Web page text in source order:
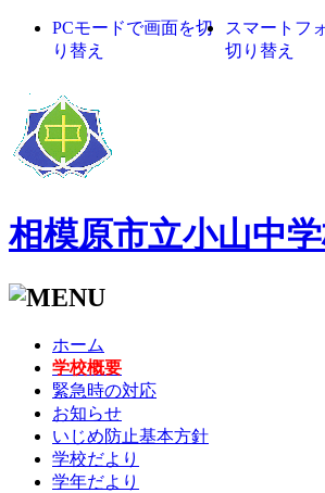
PCモードで画面を切
り替え
スマートフ
切り替え
相模原市立小山中
ホーム
学校概要
緊急時の対応
お知らせ
いじめ防止基本方針
学校だより
学年だより